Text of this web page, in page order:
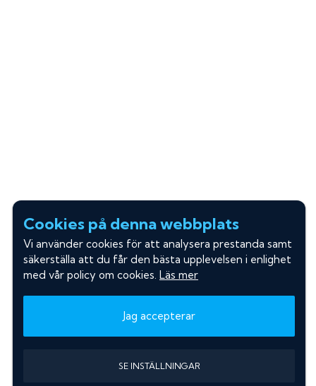
Cookies på denna webbplats
Vi använder cookies för att analysera prestanda samt
säkerställa att du får den bästa upplevelsen i enlighet
med vår policy om cookies. Läs mer
Jag accepterar
SE INSTÄLLNINGAR